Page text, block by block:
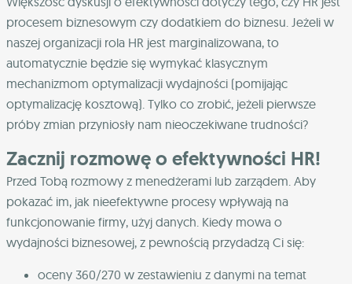
procesem biznesowym czy dodatkiem do biznesu. Jeżeli w
naszej organizacji rola HR jest marginalizowana, to
automatycznie będzie się wymykać klasycznym
mechanizmom optymalizacji wydajności (pomijając
optymalizację kosztową). Tylko co zrobić, jeżeli pierwsze
próby zmian przyniosły nam nieoczekiwane trudności?
Zacznij rozmowę o efektywności HR!
Przed Tobą rozmowy z menedżerami lub zarządem. Aby
pokazać im, jak nieefektywne procesy wpływają na
funkcjonowanie firmy, użyj danych. Kiedy mowa o
wydajności biznesowej, z pewnością przydadzą Ci się:
oceny 360/270 w zestawieniu z danymi na temat